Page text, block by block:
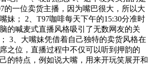
的一位卖货主播，因为嘴巴很大，所以大
妹； 2、T97咖啡每天下午的15:30分准时
的喊麦式直播风格吸引了无数网友的关
3、大嘴妹凭借着自己独特的卖货风格在
之位，直播过程中不仅可以听到押韵的
的特点，例如说大嘴，用来开玩笑展开和